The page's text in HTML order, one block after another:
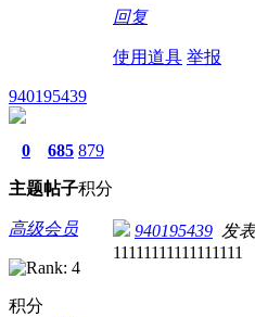
回复
使用道具 举报
940195439
0
主题
685
帖子
879
积分
高级会员
积分
940195439 发
11111111111111111